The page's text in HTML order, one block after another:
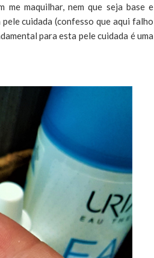
me maquilhar, nem que seja base e
cuidada (confesso que aqui falho
para esta pele cuidada é uma